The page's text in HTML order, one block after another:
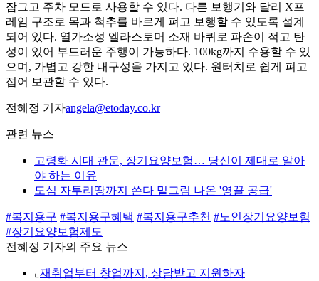
잠그고 주차 모드로 사용할 수 있다. 다른 보행기와 달리 X프
레임 구조로 목과 척추를 바르게 펴고 보행할 수 있도록 설계
되어 있다. 열가소성 엘라스토머 소재 바퀴로 파손이 적고 탄
성이 있어 부드러운 주행이 가능하다. 100kg까지 수용할 수 있
으며, 가볍고 강한 내구성을 가지고 있다. 원터치로 쉽게 펴고
접어 보관할 수 있다.
전혜정 기자angela@etoday.co.kr
관련 뉴스
고령화 시대 관문, 장기요양보험… 당신이 제대로 알아
야 하는 이유
도심 자투리땅까지 쓴다 밑그림 나온 '영끌 공급'
#복지용구 #복지용구혜택 #복지용구추천 #노인장기요양보험
#장기요양보험제도
전혜정 기자의 주요 뉴스
⌞ 재취업부터 창업까지, 상담받고 지원하자